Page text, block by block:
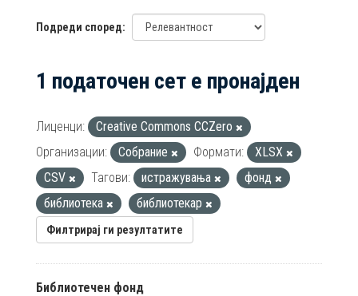
Подреди според
1 податочен сет е пронајден
Лиценци:
Creative Commons CCZero
Организации:
Собрание Формати:
XLSX
CSV
Тагови: истражувања
фонд
библиотека
библиотекар
Филтрирај ги резултатите
Библиотечен фонд